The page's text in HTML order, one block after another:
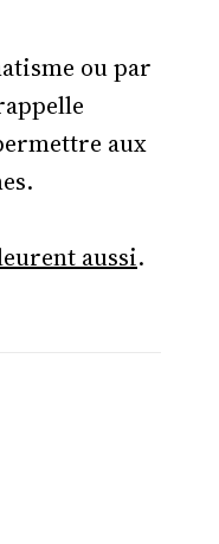
ou par
aux
aussi.